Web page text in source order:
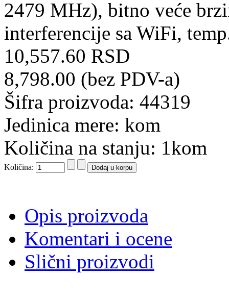
10,557.60 RSD
8,798.00 (bez PDV-a)
Šifra proizvoda: 44319
Jedinica mere: kom
Količina na stanju: 1kom
Količina:
Opis proizvoda
Komentari i ocene
Slični proizvodi